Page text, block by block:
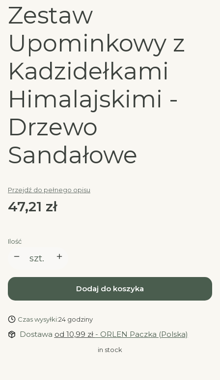
Zestaw
Upominkowy z
Kadzidełkami
Himalajskimi -
Drzewo
Sandałowe
Przejdź do pełnego opisu
Cena
47,21 zł
Ilość
szt.
Dodaj do koszyka
Czas wysyłki:24 godziny
Dostawa od 10,99 zł - ORLEN Paczka (Polska)
in stock